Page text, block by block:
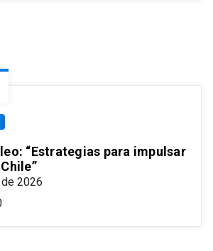
“Estrategias para impulsar
2026